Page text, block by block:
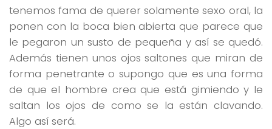
tenemos fama de querer solamente sexo oral, la
ponen con la boca bien abierta que parece que
le pegaron un susto de pequeña y así se quedó.
Además tienen unos ojos saltones que miran de
forma penetrante o supongo que es una forma
de que el hombre crea que está gimiendo y le
saltan los ojos de como se la están clavando.
Algo así será.